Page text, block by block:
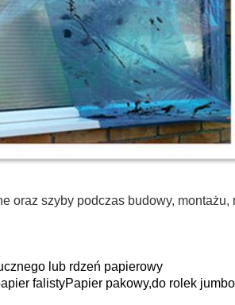
oraz szyby podczas budowy, montażu,
lub rdzeń papierowy
falistyPapier pakowy,do rolek